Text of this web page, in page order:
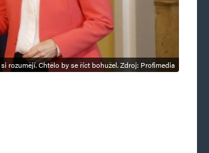
rozumějí. Chtělo by se říct bohužel. Zdroj: Profimedia